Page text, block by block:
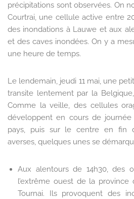
précipitations sont observées. On
Courtrai, une cellule active entre
des inondations à Lauwe et aux
et des caves inondées. On y a
une heure de temps.
Le lendemain, jeudi 11 mai, une
transite lentement par la
Comme la veille, des cellules
développent en cours de journée
pays, puis sur le centre en fin
averses, quelques unes se
Aux alentours de 14h30, des
l’extrême ouest de la province
Tournai. Ils provoquent des